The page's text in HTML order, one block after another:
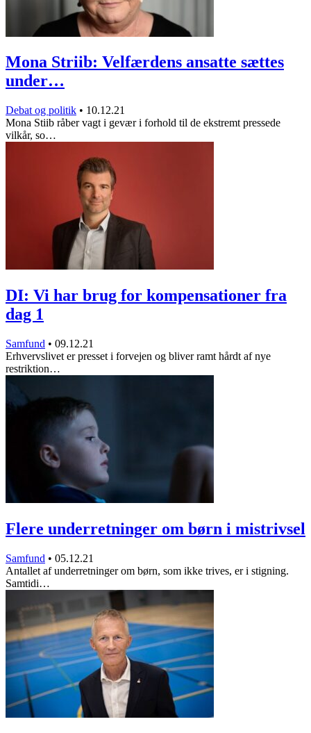
Mona Striib: Velfærdens ansatte sættes
under…
Debat og politik • 10.12.21
Mona Stiib råber vagt i gevær i forhold til de ekstremt pressede
vilkår, so…
DI: Vi har brug for kompensationer fra
dag 1
Samfund • 09.12.21
Erhvervslivet er presset i forvejen og bliver ramt hårdt af nye
restriktion…
Flere underretninger om børn i mistrivsel
Samfund • 05.12.21
Antallet af underretninger om børn, som ikke trives, er i stigning.
Samtidi…